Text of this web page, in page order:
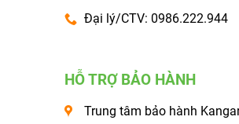
Đại lý/CTV: 0986.222.944
HỖ TRỢ BẢO HÀNH
Trung tâm bảo hành